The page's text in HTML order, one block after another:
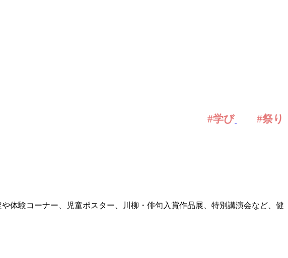
#学び #祭り
験コーナー、児童ポスター、川柳・俳句入賞作品展、特別講演会など、健